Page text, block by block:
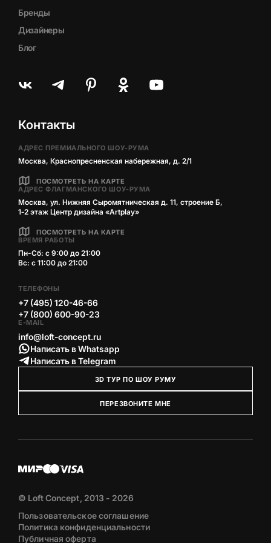
Бренды
Дизайнеры
Блог
Контакты
АДРЕС ПРЕМИАЛЬНОГО ШОУ-РУМА
Москва, Краснопресненская набережная, д. 2/1
ПОСМОТРЕТЬ НА КАРТЕ
АДРЕС ФЛАГМАНСКОГО ШОУ-РУМА
Москва, ул. Нижняя Сыромятническая д. 11, строение Б,
1‑2 этаж Центр дизайна «Artplay»
ПОСМОТРЕТЬ НА КАРТЕ
ВРЕМЯ РАБОТЫ
Пн-Сб: с 9:00 до 21:00
Вс: с 11:00 до 21:00
ТЕЛЕФОНЫ
+7 (495) 120-46-66
+7 (800) 600-90-23
E-MAIL
info@loft-concept.ru
Написать в Whatsapp
Написать в Telegram
3D ТУР ПО ШОУ РУМУ
ПЕРЕЗВОНИТЕ МНЕ
© Loft Concept, 2013 - 2026
Пользовательское соглашение
Политика конфиденциальности
Публичная оферта